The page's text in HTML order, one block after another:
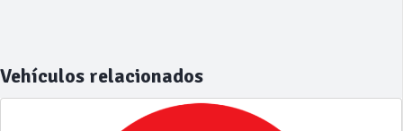
Vehículos relacionados